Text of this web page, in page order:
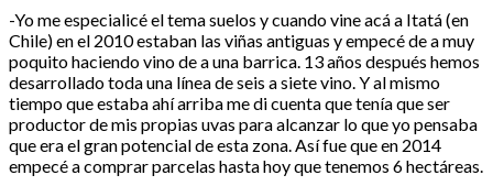
-Yo me especialicé el tema suelos y cuando vine acá a Itatá (en
Chile) en el 2010 estaban las viñas antiguas y empecé de a muy
poquito haciendo vino de a una barrica. 13 años después hemos
desarrollado toda una línea de seis a siete vino. Y al mismo
tiempo que estaba ahí arriba me di cuenta que tenía que ser
productor de mis propias uvas para alcanzar lo que yo pensaba
que era el gran potencial de esta zona. Así fue que en 2014
empecé a comprar parcelas hasta hoy que tenemos 6 hectáreas.